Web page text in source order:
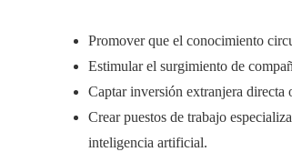
Promover que el conocimiento
Estimular el surgimiento de
Captar inversión extranjera directa
Crear puestos de trabajo
inteligencia artificial.